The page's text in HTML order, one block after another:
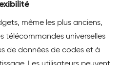
même les plus anciens,
télécommandes universelles
de données de codes et à